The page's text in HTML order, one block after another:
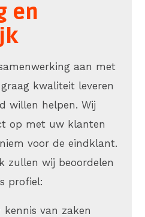
en
aan met
kwaliteit leveren
willen helpen. Wij
op met uw klanten
voor de eindklant.
zullen wij beoordelen
profiel:
kennis van zaken